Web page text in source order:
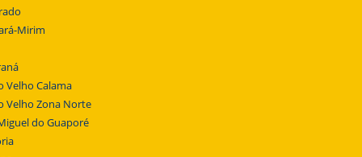
Mirim
Velho Calama
Velho Zona Norte
do Guaporé